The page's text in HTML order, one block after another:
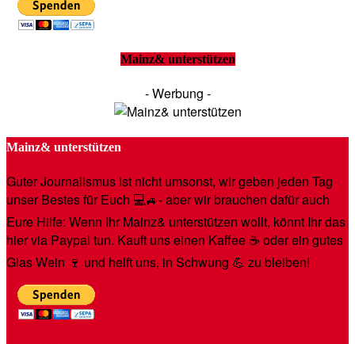
Mainz& unterstützen
- Werbung -
Mainz& unterstützen
Guter Journalismus ist nicht umsonst, wir geben jeden Tag
unser Bestes für Euch 💻🚙- aber wir brauchen dafür auch
Eure Hilfe: Wenn Ihr Mainz& unterstützen wollt, könnt Ihr das
hier via Paypal tun. Kauft uns einen Kaffee ☕️ oder ein gutes
Glas Wein 🍷 und helft uns, in Schwung 💪 zu bleiben!